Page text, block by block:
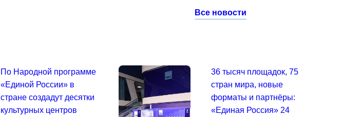
Все новости
По Народной программе
«Единой России» в
стране создадут десятки
культурных центров
36 тысяч площадок, 75
стран мира, новые
форматы и партнёры:
«Единая Россия» 24